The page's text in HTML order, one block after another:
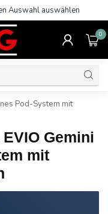
Auswahl auswählen
0
Pod-System mit
Gemini
mit